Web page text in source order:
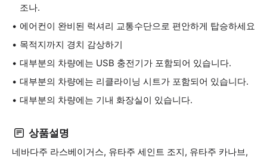
조나.
에어컨이 완비된 럭셔리 교통수단으로 편안하게 탑승하세요
목적지까지 경치 감상하기
대부분의 차량에는 USB 충전기가 포함되어 있습니다.
대부분의 차량에는 리클라이닝 시트가 포함되어 있습니다.
대부분의 차량에는 기내 화장실이 있습니다.
상품설명
네바다주 라스베이거스, 유타주 세인트 조지, 유타주 카나브,